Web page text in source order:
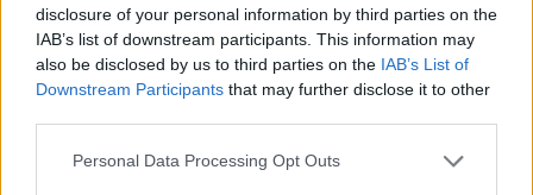
disclosure of your personal information by third parties on the
IAB’s list of downstream participants. This information may
also be disclosed by us to third parties on the IAB’s List of
Downstream Participants that may further disclose it to other
Please note that this website/app uses one or more Google
Personal Data Processing Opt Outs
Francesca Lombardi, fiorentina, prese appunti
tecnici dal primo box di un circuito toscano e
da allora firma approfondimenti sui motori. In
alle prove su pista, cura il format 'tecnica e
cronaca' e conserva i fogli di appunti del